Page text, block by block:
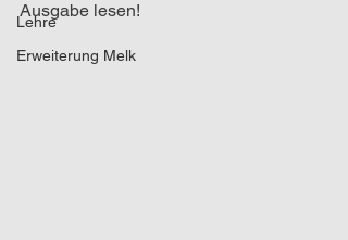
Lehre
Erweiterung Melk
Ausgabe lesen!